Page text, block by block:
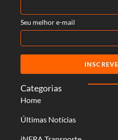
Categorias
Home
Últimas Notícias
Seu melhor e-mail